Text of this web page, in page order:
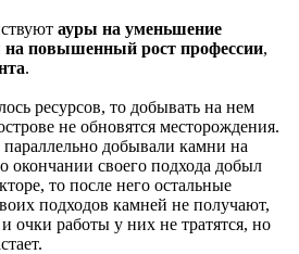
ауры на уменьшение
на повышенный рост профессии,
.
ресурсов, то добывать на нем
не обновятся месторождения.
параллельно добывали камни на
окончании своего подхода добыл
то после него остальные
подходов камней не получают,
очки работы у них не тратятся, но